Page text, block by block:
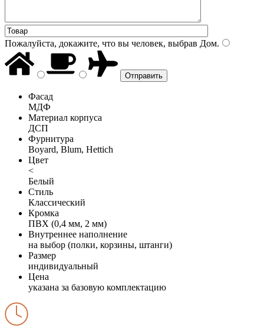
Пожалуйста, докажите, что вы человек, выбрав Дом.
Фасад
МДФ
Материал корпуса
ДСП
Фурнитура
Boyard, Blum, Hettich
Цвет
<
Белый
Стиль
Классический
Кромка
ПВХ (0,4 мм, 2 мм)
Внутреннее наполнение
на выбор (полки, корзины, штанги)
Размер
индивидуальный
Цена
указана за базовую комплектацию